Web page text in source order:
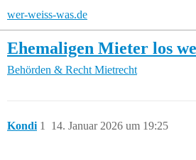
wer-weiss-was.de
Ehemaligen Mieter los
Behörden & Recht Mietrecht
Kondi 14. Januar 2026 um 19:25
1